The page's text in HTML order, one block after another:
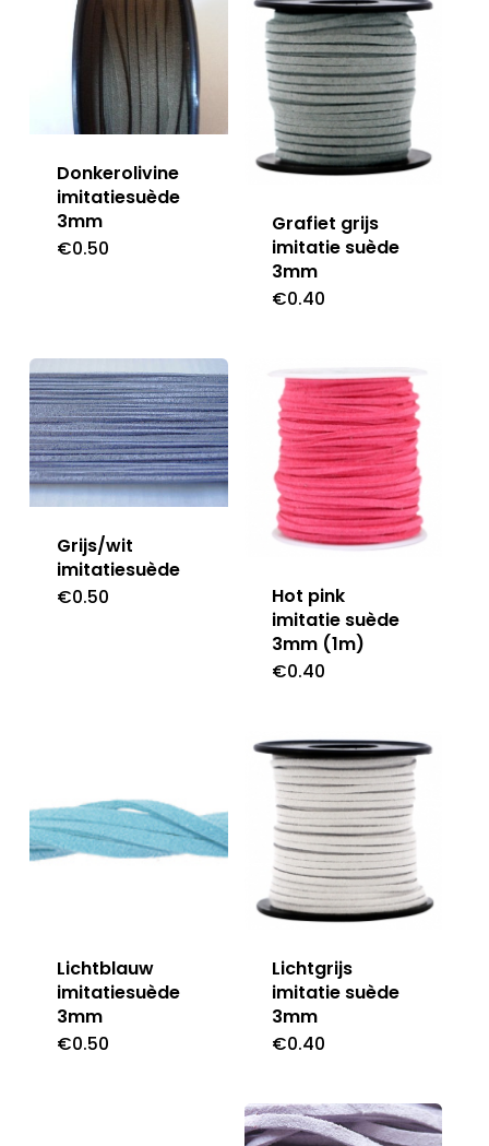
Donkerolivine
imitatiesuède
3mm
€0.50
Grafiet grijs
imitatie suède
3mm
€0.40
Grijs/wit
imitatiesuède
€0.50
Hot pink
imitatie suède
3mm (1m)
€0.40
Lichtblauw
imitatiesuède
3mm
€0.50
Lichtgrijs
imitatie suède
3mm
€0.40